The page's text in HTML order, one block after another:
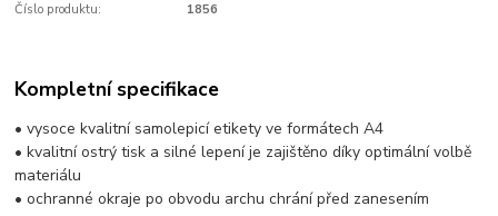
Číslo produktu: 1856
Kompletní specifikace
• vysoce kvalitní samolepicí etikety ve formátech A4
• kvalitní ostrý tisk a silné lepení je zajištěno díky optimální volbě
materiálu
• ochranné okraje po obvodu archu chrání před zanesením